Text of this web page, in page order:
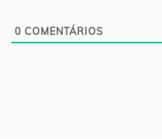
0 COMENTÁRIOS